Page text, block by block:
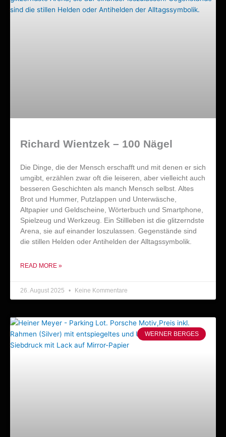
Richard Wientzek – 100 Nägel
Die Dinge, die der Mensch erschafft und mit denen er sich
umgibt, erzählen zwar oft die leiseren, aber vielleicht auch
besseren Geschichten als manch Mensch selbst. Altes
Brot und Hummer, Putzlappen und Unterwäsche,
Altpapier und Geldscheine, Wörterbuch und Smartphone,
Spielzeug und Werkzeug. Ein Stillleben ist die glitzerndste
Arena, sie auf einander loszulassen. Gegenstände sind
die stillen Helden oder Antihelden der Alltagssymbolik.
READ MORE »
26. August 2025 Keine Kommentare
WERNER BERGES